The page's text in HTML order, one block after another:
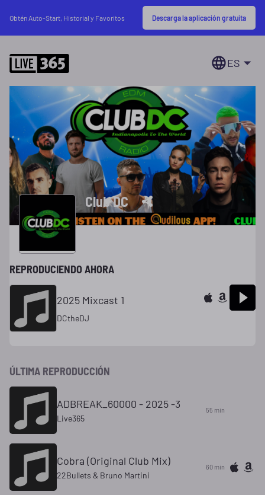
Obtén Auto-Start, Historial y Favoritos Descarga la aplicación gratuita
ES
Club DC
REPRODUCIENDO AHORA
2025 Mixcast 1
DCtheDJ
ÚLTIMA REPRODUCCIÓN
ADBREAK_60000 - 2025 -3
Live365
55 min
Cobra (Original Club Mix)
22Bullets & Bruno Martini
60 min